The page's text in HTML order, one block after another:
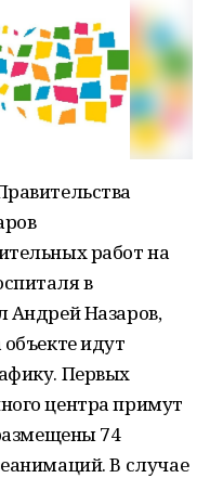
работ на
в
Андрей Назаров,
идут
Первых
центра примут
74
В случае